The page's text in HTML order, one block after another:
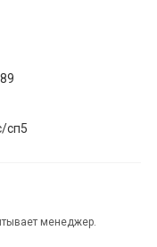
сп5
менеджер.